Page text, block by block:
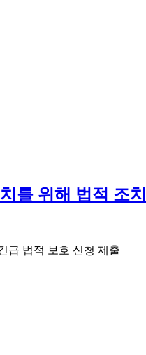
를 위해 법적 조
급 법적 보호 신청 제출